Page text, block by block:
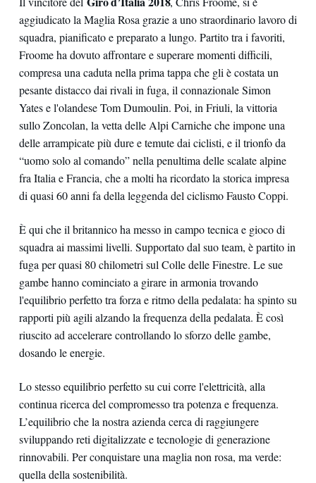
aggiudicato la Maglia Rosa grazie a uno straordinario lavoro di
squadra, pianificato e preparato a lungo. Partito tra i favoriti,
Froome ha dovuto affrontare e superare momenti difficili,
compresa una caduta nella prima tappa che gli è costata un
pesante distacco dai rivali in fuga, il connazionale Simon
Yates e l'olandese Tom Dumoulin. Poi, in Friuli, la vittoria
sullo Zoncolan, la vetta delle Alpi Carniche che impone una
delle arrampicate più dure e temute dai ciclisti, e il trionfo da
“uomo solo al comando” nella penultima delle scalate alpine
fra Italia e Francia, che a molti ha ricordato la storica impresa
di quasi 60 anni fa della leggenda del ciclismo Fausto Coppi.
È qui che il britannico ha messo in campo tecnica e gioco di
squadra ai massimi livelli. Supportato dal suo team, è partito in
fuga per quasi 80 chilometri sul Colle delle Finestre. Le sue
gambe hanno cominciato a girare in armonia trovando
l'equilibrio perfetto tra forza e ritmo della pedalata: ha spinto su
rapporti più agili alzando la frequenza della pedalata. È così
riuscito ad accelerare controllando lo sforzo delle gambe,
dosando le energie.
Lo stesso equilibrio perfetto su cui corre l'elettricità, alla
continua ricerca del compromesso tra potenza e frequenza.
L’equilibrio che la nostra azienda cerca di raggiungere
sviluppando reti digitalizzate e tecnologie di generazione
rinnovabili. Per conquistare una maglia non rosa, ma verde:
quella della sostenibilità.